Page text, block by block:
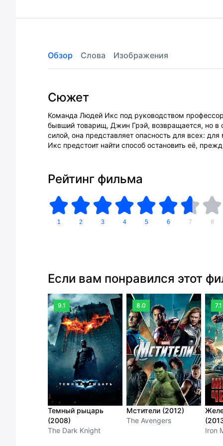
Обзор Слова Изображения
Сюжет
Команда Людей Икс под руководством
бывший товарищ, Джин Грэй, возвращается, но в
силой, она представляет опасность для всех:
Икс предстоит найти способ остановить её,
Рейтинг фильма
1 2 3 4 5 6 7 8
Если вам понравился этот
9.1
Темный рыцарь
(2008)
The Dark Knight
8.0
Мстители (2012)
The Avengers
7.1
Iron